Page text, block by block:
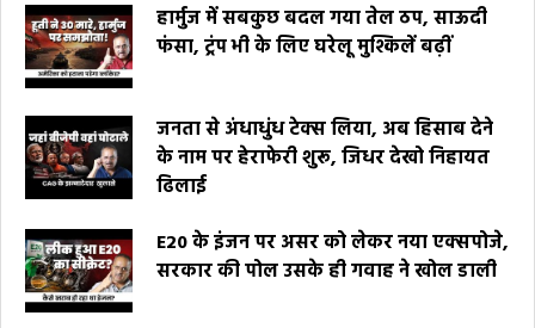
हार्मुज में सबकुछ बदल गया तेल ठप, साऊदी
फंसा, ट्रंप भी के लिए घरेलू मुश्किलें बढ़ीं
जनता से अंधाधुंध टेक्स लिया, अब हिसाब देने
के नाम पर हेराफेरी शुरू, जिधर देखो निहायत
ढिलाई
E20 के इंजन पर असर को लेकर नया एक्सपोजे,
सरकार की पोल उसके ही गवाह ने खोल डाली